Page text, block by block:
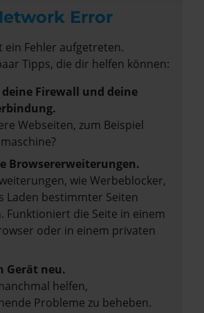
Error
ein Fehler aufgetreten.
Tipps, die dir helfen können:
Firewall und deine
Webseiten, zum Beispiel
Browsererweiterungen.
wie Werbeblocker,
Laden bestimmter Seiten
Funktioniert die Seite in einem
oder in einem privaten
Gerät neu.
helfen,
Probleme zu beheben.